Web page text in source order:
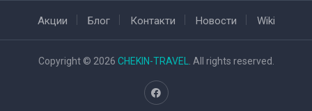
Акции Блог Контакти Новости Wiki
Copyright © 2026 CHEKIN-TRAVEL . All rights reserved.